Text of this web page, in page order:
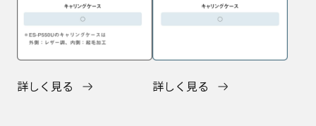
詳しく見る 詳しく見る